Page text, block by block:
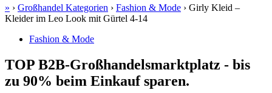
» › Großhandel Kategorien › Fashion & Mode › Girly Kleid –
Kleider im Leo Look mit Gürtel 4-14
Fashion & Mode
TOP B2B-Großhandelsmarktplatz - bis
zu 90% beim Einkauf sparen.